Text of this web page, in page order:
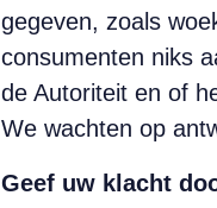
gegeven, zoals
consumenten niks
de Autoriteit en of
We wachten op
Geef uw klacht